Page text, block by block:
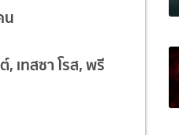
น
, เทสซา โรส, พรี